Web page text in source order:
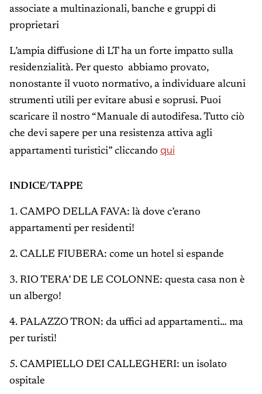
associate a multinazionali, banche e gruppi di
proprietari
L’ampia diffusione di LT ha un forte impatto sulla
residenzialità. Per questo abbiamo provato,
nonostante il vuoto normativo, a individuare alcuni
strumenti utili per evitare abusi e soprusi. Puoi
scaricare il nostro “Manuale di autodifesa. Tutto ciò
che devi sapere per una resistenza attiva agli
appartamenti turistici” cliccando qui
INDICE/TAPPE
1. CAMPO DELLA FAVA: là dove c’erano
appartamenti per residenti!
2. CALLE FIUBERA: come un hotel si espande
3. RIO TERA’ DE LE COLONNE: questa casa non è
un albergo!
4. PALAZZO TRON: da uffici ad appartamenti… ma
per turisti!
5. CAMPIELLO DEI CALLEGHERI: un isolato
ospitale